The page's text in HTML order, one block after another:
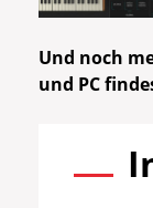
Und noch
und PC